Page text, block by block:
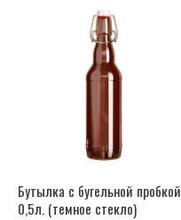
Бутылка с бугельной пробкой
0,5л. (темное стекло)